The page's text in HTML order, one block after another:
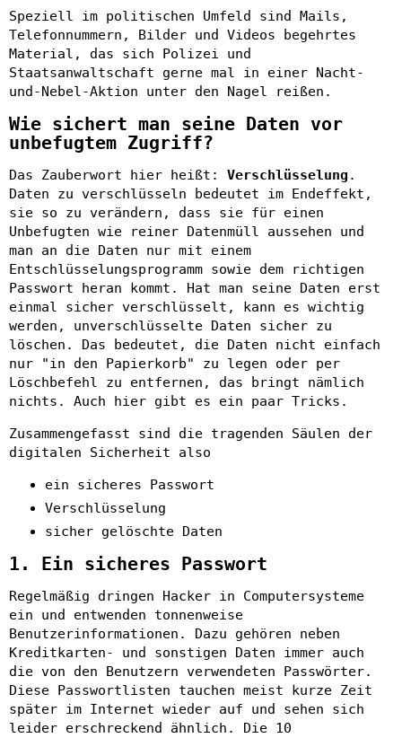
Speziell im politischen Umfeld sind Mails,
Telefonnummern, Bilder und Videos begehrtes
Material, das sich Polizei und
Staatsanwaltschaft gerne mal in einer Nacht-
und-Nebel-Aktion unter den Nagel reißen.
Wie sichert man seine Daten vor
unbefugtem Zugriff?
Das Zauberwort hier heißt: Verschlüsselung .
Daten zu verschlüsseln bedeutet im Endeffekt,
sie so zu verändern, dass sie für einen
Unbefugten wie reiner Datenmüll aussehen und
man an die Daten nur mit einem
Entschlüsselungsprogramm sowie dem richtigen
Passwort heran kommt. Hat man seine Daten erst
einmal sicher verschlüsselt, kann es wichtig
werden, unverschlüsselte Daten sicher zu
löschen. Das bedeutet, die Daten nicht einfach
nur "in den Papierkorb" zu legen oder per
Löschbefehl zu entfernen, das bringt nämlich
nichts. Auch hier gibt es ein paar Tricks.
Zusammengefasst sind die tragenden Säulen der
digitalen Sicherheit also
ein sicheres Passwort
Verschlüsselung
sicher gelöschte Daten
1. Ein sicheres Passwort
Regelmäßig dringen Hacker in Computersysteme
ein und entwenden tonnenweise
Benutzerinformationen. Dazu gehören neben
Kreditkarten- und sonstigen Daten immer auch
die von den Benutzern verwendeten Passwörter.
Diese Passwortlisten tauchen meist kurze Zeit
später im Internet wieder auf und sehen sich
leider erschreckend ähnlich. Die 10